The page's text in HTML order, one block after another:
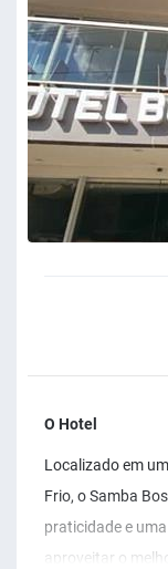
O Hotel
Localizado em
Frio, o Samba
praticidade e
aproveitar o